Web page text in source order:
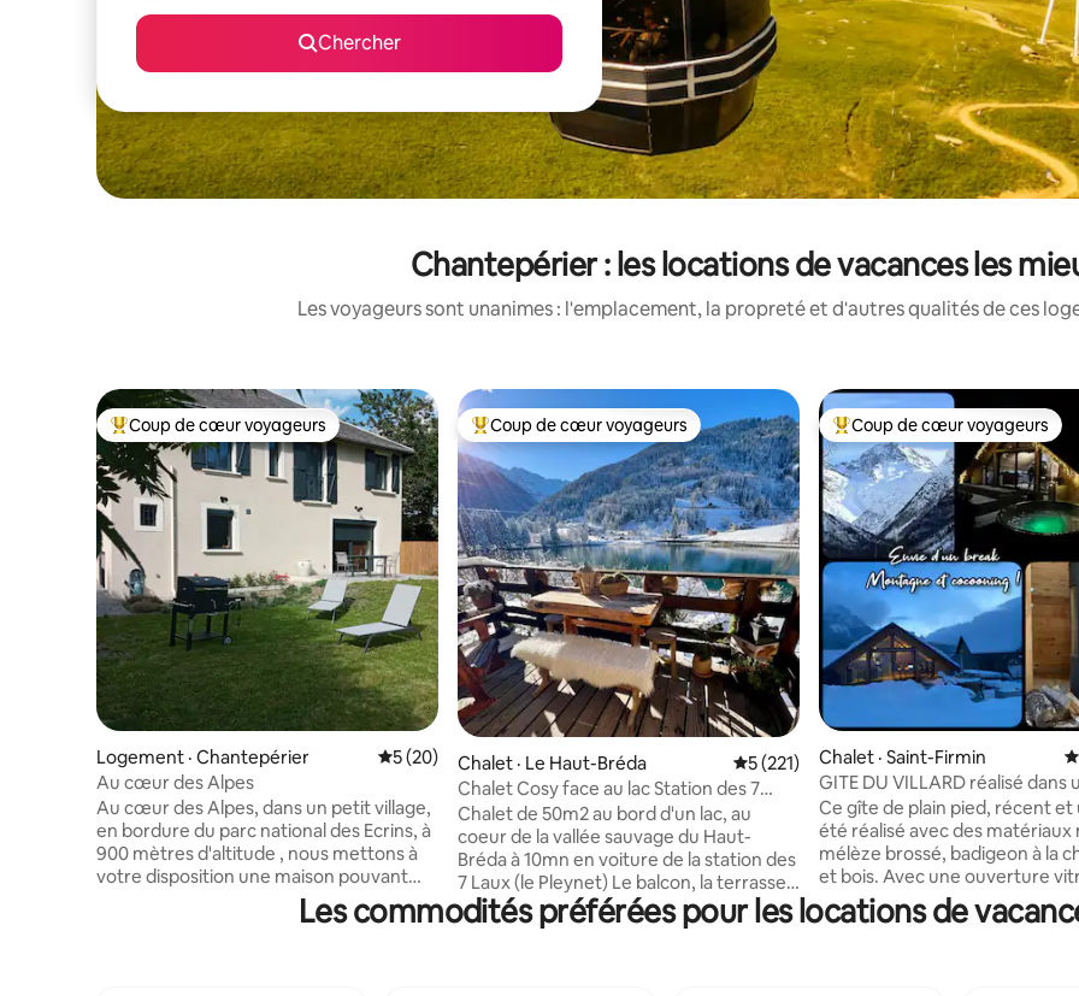
Chercher
Chantepérier : les locations de vacances les
Les voyageurs sont unanimes : l'emplacement, la propreté et d'autres qualités de ces
Coup de cœur voyageurs parmi les plus aimés
Coup de cœur voyageurs
Logement · Chantepérier Note moyenne de 5 sur 5, 20 commentaires
5 (20)
Au cœur des Alpes
Au cœur des Alpes, dans un petit village,
en bordure du parc national des Ecrins, à
900 mètres d'altitude , nous mettons à
votre disposition une maison pouvant
accueillir 8 personnes sur un terrain clos.
La maison est composée au rez de
Coup de cœur voyageurs parmi les plus aimés
Coup de cœur voyageurs
Chalet · Le Haut-Bréda Note moyenne de 5 sur 5, 221
5 (221)
Chalet Cosy face au lac Station des 7
Laux
Chalet de 50m2 au bord d'un lac, au
coeur de la vallée sauvage du Haut-
Bréda à 10mn en voiture de la station des
7 Laux (le Pleynet) Le balcon, la terrasse
et le jardin offre une vue panoramique et
spectaculaire sur le lac et les montagnes.
Coup de cœur voyageurs
Coup de cœur voyageurs
Chalet · Saint-Firmin
GITE DU VILLARD réalisé dans
ancienne grange
Ce gîte de plain pied, récent et
été réalisé avec des matériaux
mélèze brossé, badigeon à la
et bois. Avec une ouverture
montagnes sans aucun vis à vis
,détendez-vous dans ce
Les commodités préférées pour les locations de